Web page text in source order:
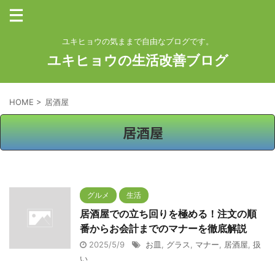
ユキヒョウの気ままで自由なブログです。
ユキヒョウの生活改善ブログ
HOME > 居酒屋
居酒屋
グルメ 生活
居酒屋での立ち回りを極める！注文の順
番からお会計までのマナーを徹底解説
2025/5/9 お皿 グラス マナー 居酒屋 扱
い